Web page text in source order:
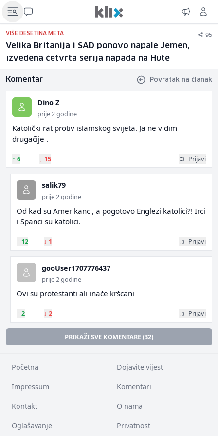
VIŠE DESETINA META 95
Velika Britanija i SAD ponovo napale Jemen,
izvedena četvrta serija napada na Hute
Komentar Povratak na članak
Dino Z
prije 2 godine
Katolički rat protiv islamskog svijeta. Ja ne vidim
drugačije .
↑ 6 ↓ 15 Prijavi
salik79
prije 2 godine
Od kad su Amerikanci, a pogotovo Englezi katolici?! Irci
i Spanci su katolici.
↑ 12 ↓ 1 Prijavi
gooUser1707776437
prije 2 godine
Ovi su protestanti ali inače kršcani
↑ 2 ↓ 2 Prijavi
PRIKAŽI SVE KOMENTARE (32)
Početna Dojavite vijest
Impressum Komentari
Kontakt O nama
Oglašavanje Privatnost